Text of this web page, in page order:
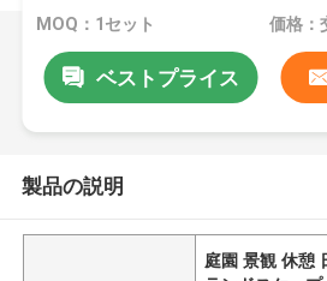
MOQ：1セット 価格：
ベストプライス
製品の説明
庭園 景観 休憩